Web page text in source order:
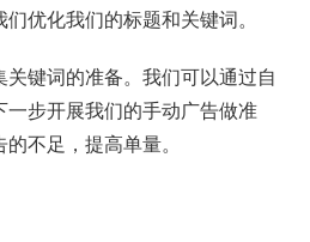
优化我们的标题和关键词。
键词的准备。我们可以通过自
步开展我们的手动广告做准
不足，提高单量。